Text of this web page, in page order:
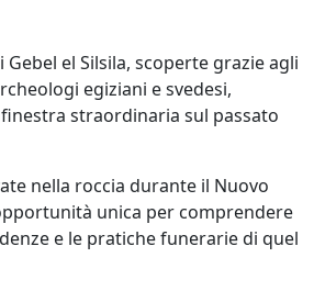
el Silsila, scoperte grazie agli
egiziani e svedesi,
straordinaria sul passato
nella roccia durante il Nuovo
unica per comprendere
e le pratiche funerarie di quel